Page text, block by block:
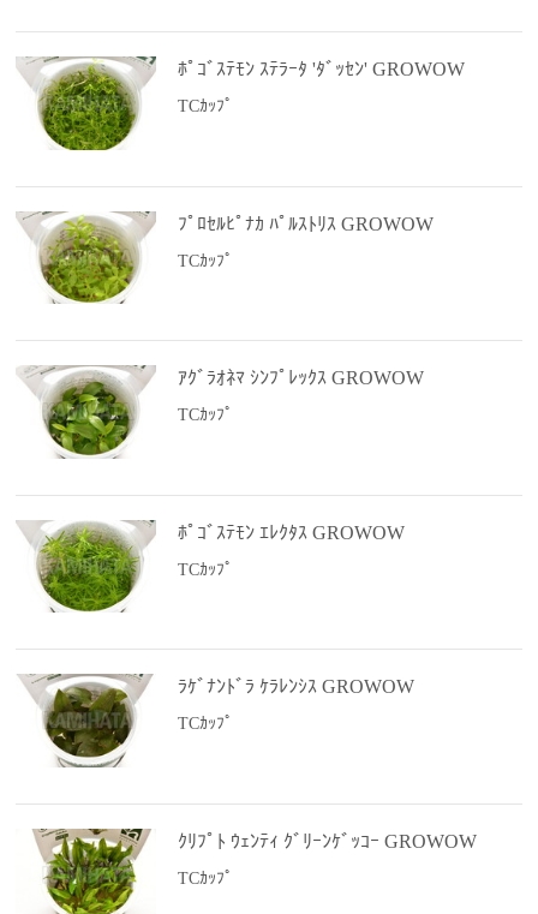
ﾎﾟｺﾞｽﾃﾓﾝ ｽﾃﾗｰﾀ 'ﾀﾞｯｾﾝ' GROWOW
TCｶｯﾌﾟ
ﾌﾟﾛｾﾙﾋﾟﾅｶ ﾊﾟﾙｽﾄﾘｽ GROWOW
TCｶｯﾌﾟ
ｱｸﾞﾗｵﾈﾏ ｼﾝﾌﾟﾚｯｸｽ GROWOW
TCｶｯﾌﾟ
ﾎﾟｺﾞｽﾃﾓﾝ ｴﾚｸﾀｽ GROWOW
TCｶｯﾌﾟ
ﾗｹﾞﾅﾝﾄﾞﾗ ｹﾗﾚﾝｼｽ GROWOW
TCｶｯﾌﾟ
ｸﾘﾌﾟﾄ ｳｪﾝﾃｨ ｸﾞﾘｰﾝｹﾞｯｺｰ GROWOW
TCｶｯﾌﾟ